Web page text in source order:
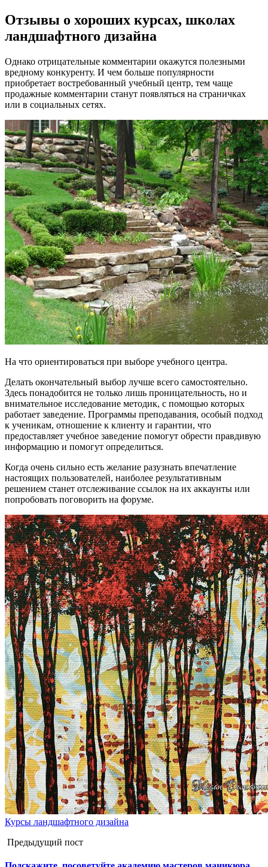
Отзывы о хороших курсах, школах
ландшафтного дизайна
Однако отрицательные комментарии окажутся полезными
вредному конкуренту. И чем больше популярности
приобретает востребованный учебный центр, тем чаще
продажные комментарии станут появляться на страничках
или в социальных сетях.
На что ориентироваться при выборе учебного центра.
Делать окончательный выбор лучше всего самостоятельно.
Здесь понадобится не только лишь проницательность, но и
внимательное исследование методик, с помощью которых
работает заведение. Программы преподавания, особый подход
к ученикам, отношение к клиенту и гарантии, что
предоставляет учебное заведение помогут обрести правдивую
информацию и помогут определиться.
Когда очень сильно есть желание разузнать впечатление
настоящих пользователей, наиболее результативным
решением станет отслеживание ссылок на их аккаунты или
попробовать поговорить на форуме.
Курсы ландшафтного дизайна
Предыдущий пост